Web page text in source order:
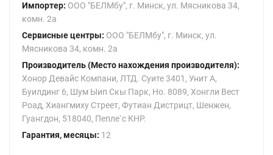
Импортер: ООО "БЕЛМбу", г. Минск, ул. Мясникова 34,
комн. 2а
Сервисные центры: ООО "БЕЛМбу", г. Минск, ул.
Мясникова 34, комн. 2а
Производитель (Место нахождения производителя):
Хонор Девайс Компани, ЛТД. Суите 3401, Унит A,
Буилдинг 6, Шум Ыип Скы Парк, Но. 8089, Хонгли Вест
Роад, Xиангмиху Стреет, Футиан Дистрицт, Шенжен,
Гуангдон, 518040, Пепле`с КНР.
Гарантия, месяцы: 12